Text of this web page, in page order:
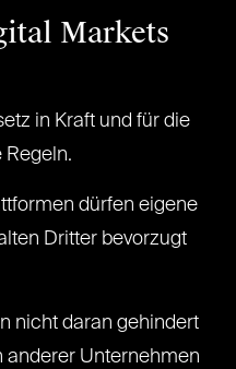
Markets
in Kraft und für die
Regeln.
dürfen eigene
Dritter bevorzugt
nicht daran gehindert
anderer Unternehmen